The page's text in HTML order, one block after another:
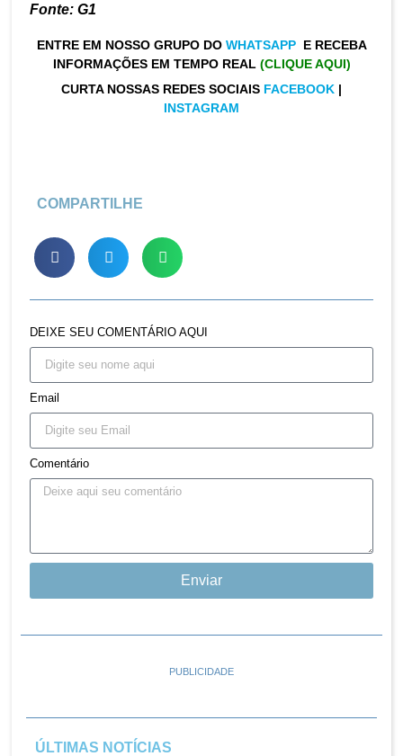
Fonte: G1
ENTRE EM NOSSO GRUPO DO WHATSAPP E RECEBA
INFORMAÇÕES EM TEMPO REAL (CLIQUE AQUI)
CURTA NOSSAS REDES SOCIAIS FACEBOOK |
INSTAGRAM
COMPARTILHE
DEIXE SEU COMENTÁRIO AQUI
Email
Comentário
Enviar
PUBLICIDADE
ÚLTIMAS NOTÍCIAS